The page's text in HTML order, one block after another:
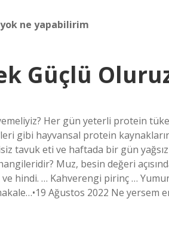
ne yapabilirim
Güçlü
Her gün yeterli protein
gibi hayvansal protein
tavuk eti ve haftada bir gün
Muz, besin değeri
hindi. … Kahverengi pirinç …
Ağustos 2022 Ne yersem